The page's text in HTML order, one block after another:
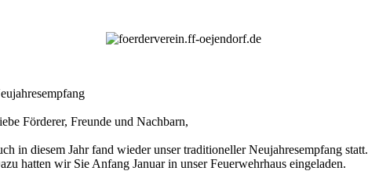
Förderer, Freunde und Nachbarn,
in diesem Jahr fand wieder unser traditioneller Neujahresempfang statt.
hatten wir Sie Anfang Januar in unser Feuerwehrhaus eingeladen.